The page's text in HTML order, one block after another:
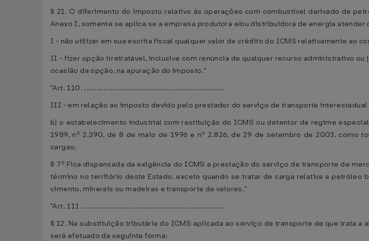
§ 21. O diferimento do imposto relativo às operações com combustível derivado de
Anexo I, somente se aplica se a empresa produtora e/ou distribuidora de energia
I - não utilizar em sua escrita fiscal qualquer valor de crédito do ICMS relativamente ao
II - fizer opção irretratável, inclusive com renúncia de qualquer recurso administrativo
ocasião da opção, na apuração do imposto."
"Art. 110. .................................................................
III - em relação ao imposto devido pelo prestador do serviço de transporte
b) o estabelecimento industrial com restituição do ICMS ou detentor de regime
1989, nº 2.390, de 8 de maio de 1996 e nº 2.826, de 29 de setembro de 2003,
cargas;
§ 7º Fica dispensada da exigência do ICMS a prestação do serviço de transporte de
término no território deste Estado, exceto quando se tratar de carga relativa a petróleo
cimento, minerais ou madeiras e transporte de valores."
"Art. 111. .................................................................
§ 12. Na substituição tributária do ICMS aplicada ao serviço de transporte de que trata
será efetuado da seguinte forma: